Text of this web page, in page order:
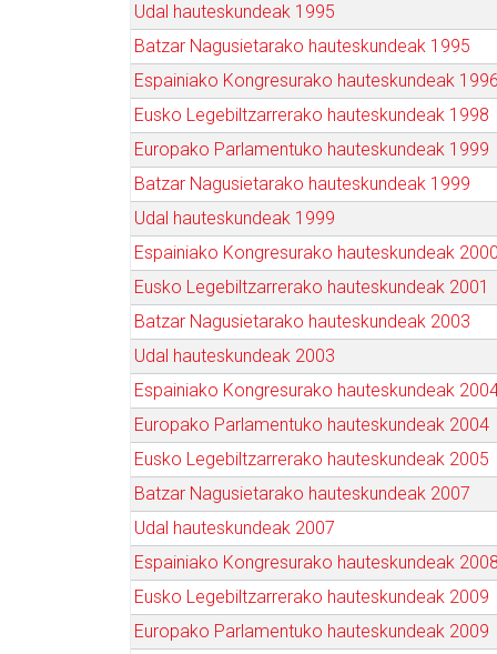
Udal hauteskundeak 1995
Batzar Nagusietarako hauteskundeak 1995
Espainiako Kongresurako hauteskundeak 1996
Eusko Legebiltzarrerako hauteskundeak 1998
Europako Parlamentuko hauteskundeak 1999
Batzar Nagusietarako hauteskundeak 1999
Udal hauteskundeak 1999
Espainiako Kongresurako hauteskundeak 2000
Eusko Legebiltzarrerako hauteskundeak 2001
Batzar Nagusietarako hauteskundeak 2003
Udal hauteskundeak 2003
Espainiako Kongresurako hauteskundeak
Europako Parlamentuko hauteskundeak 2004
Eusko Legebiltzarrerako hauteskundeak 2005
Batzar Nagusietarako hauteskundeak 2007
Udal hauteskundeak 2007
Espainiako Kongresurako hauteskundeak 2008
Eusko Legebiltzarrerako hauteskundeak 2009
Europako Parlamentuko hauteskundeak 2009